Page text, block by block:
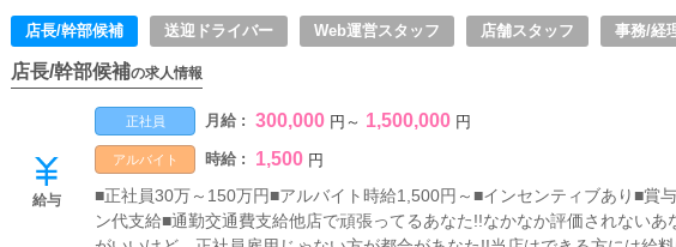
店長/幹部候補 送迎ドライバー Web運営スタッフ 店舗スタッフ 事務/経
店長/幹部候補の求人情報
給与
正社員 月給 : 300,000 円 ～ 1,500,000 円
アルバイト 時給 : 1,500 円
■正社員30万～150万円■アルバイト時給1,500円～■インセンティブあり■賞
ン代支給■通勤交通費支給他店で頑張ってるあなた!!なかなか評価されないあ